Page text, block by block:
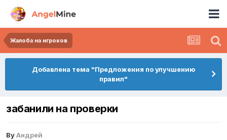
Жалоба на игроков
Добавлена тема "Предложения по улучшению
правил"
забанили на проверки
ByАндрей